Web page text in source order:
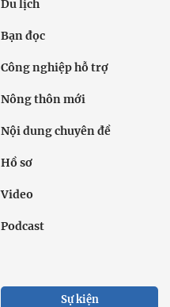
Du lịch
Bạn đọc
Công nghiệp hỗ trợ
Nông thôn mới
Nội dung chuyên đề
Hồ sơ
Video
Podcast
Sự kiện